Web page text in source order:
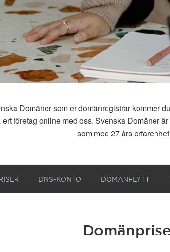
Domäner som er domänregistrar kommer
företag online med oss. Svenska Domäner
som med 27 års
DNS-KONTO DOMÄNFLYTT